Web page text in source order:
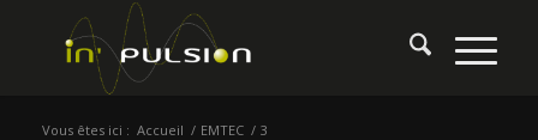
Vous êtes ici : Accueil / EMTEC / 3